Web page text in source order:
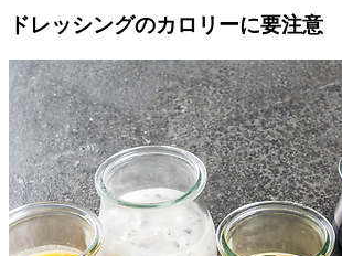
ドレッシングのカロリーに要注意